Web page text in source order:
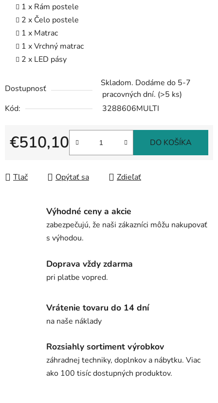
1 x Rám postele
2 x Čelo postele
1 x Matrac
1 x Vrchný matrac
2 x LED pásy
Dostupnosť
Skladom. Dodáme do 5-7
pracovných dní. (>5 ks)
Kód:
3288606MULTI
€510,10 DO KOŠÍKA
Tlač Opýtať sa Zdieľať
Výhodné ceny a akcie
zabezpečujú, že naši zákazníci môžu nakupovať
s výhodou.
Doprava vždy zdarma
pri platbe vopred.
Vrátenie tovaru do 14 dní
na naše náklady
Rozsiahly sortiment výrobkov
záhradnej techniky, doplnkov a nábytku. Viac
ako 100 tisíc dostupných produktov.